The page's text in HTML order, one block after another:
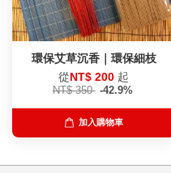
環保艾草沉香｜環保細枝
從NT$ 200 起
NT$ 350 -42.9%
加入購物車